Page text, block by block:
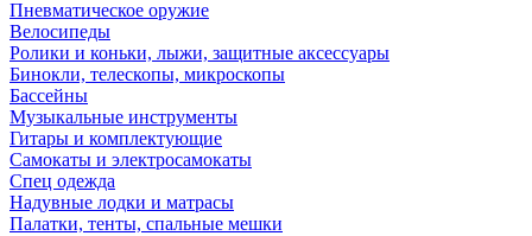
Пневматическое оружие
Велосипеды
Ролики и коньки, лыжи, защитные аксессуары
Бинокли, телескопы, микроскопы
Бассейны
Музыкальные инструменты
Гитары и комплектующие
Самокаты и электросамокаты
Спец одежда
Надувные лодки и матрасы
Палатки, тенты, спальные мешки